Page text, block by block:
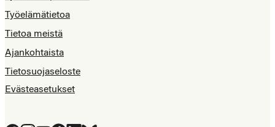
Työelämätietoa
Tietoa meistä
Ajankohtaista
Tietosuojaseloste
Evästeasetukset